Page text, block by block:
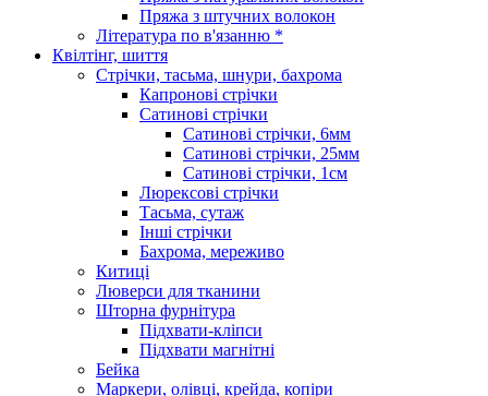
Пряжа з штучних волокон
Література по в'язанню *
Квілтінг, шиття
Стрічки, тасьма, шнури, бахрома
Капронові стрічки
Сатинові стрічки
Сатинові стрічки, 6мм
Сатинові стрічки, 25мм
Сатинові стрічки, 1см
Люрексові стрічки
Тасьма, сутаж
Інші стрічки
Бахрома, мереживо
Китиці
Люверси для тканини
Шторна фурнітура
Підхвати-кліпси
Підхвати магнітні
Бейка
Маркери, олівці, крейда, копіри